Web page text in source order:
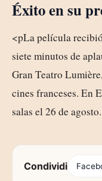
Éxito en su
<pLa película
siete minutos de
Gran Teatro
cines franceses. En
salas el 26 de agosto.
Condividi